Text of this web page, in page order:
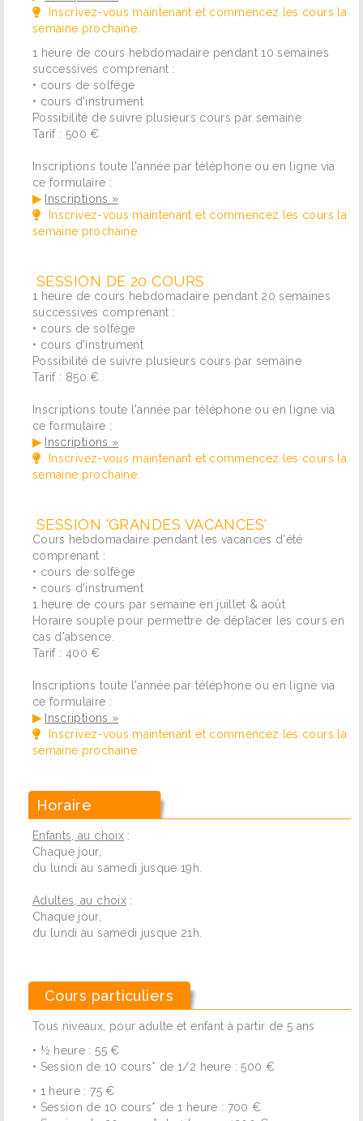
Inscrivez-vous maintenant et commencez les cours la
semaine prochaine.
1 heure de cours hebdomadaire pendant 10 semaines
successives comprenant :
• cours de solfège
• cours d'instrument
Possibilité de suivre plusieurs cours par semaine
Tarif : 500 €
Inscriptions toute l'année par téléphone ou en ligne via
ce formulaire :
▶ Inscriptions »
Inscrivez-vous maintenant et commencez les cours la
semaine prochaine.
SESSION DE 20 COURS
1 heure de cours hebdomadaire pendant 20 semaines
successives comprenant :
• cours de solfège
• cours d'instrument
Possibilité de suivre plusieurs cours par semaine
Tarif : 850 €
Inscriptions toute l'année par téléphone ou en ligne via
ce formulaire :
▶ Inscriptions »
Inscrivez-vous maintenant et commencez les cours la
semaine prochaine.
SESSION 'GRANDES VACANCES'
Cours hebdomadaire pendant les vacances d'été
comprenant :
• cours de solfège
• cours d'instrument
1 heure de cours par semaine en juillet & août
Horaire souple pour permettre de déplacer les cours en
cas d'absence.
Tarif : 400 €
Inscriptions toute l'année par téléphone ou en ligne via
ce formulaire :
▶ Inscriptions »
Inscrivez-vous maintenant et commencez les cours la
semaine prochaine.
Horaire
Enfants, au choix:
Chaque jour,
du lundi au samedi jusque 19h.
Adultes, au choix:
Chaque jour,
du lundi au samedi jusque 21h.
Cours particuliers
Tous niveaux, pour adulte et enfant à partir de 5 ans
• ½ heure : 55 €
• Session de 10 cours* de 1/2 heure : 500 €
• 1 heure : 75 €
• Session de 10 cours* de 1 heure : 700 €